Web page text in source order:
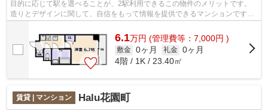
目的に応じて駅を選べることが、2駅利用できるこの物件のメリットです。
造りとデザインに関して、自信をもって情報を提供できるマンションです。
駅から徒歩8分に立地する、魅力的な駅...
6.1万円 (管理費等：7,000円 )
敷金 0ヶ月 礼金 0ヶ月
4階 / 1K / 23.40㎡
賃貸 | マンション Halu花園町